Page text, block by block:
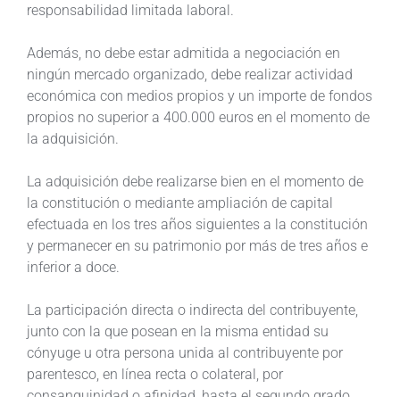
responsabilidad limitada laboral.
Además, no debe estar admitida a negociación en
ningún mercado organizado, debe realizar actividad
económica con medios propios y un importe de fondos
propios no superior a 400.000 euros en el momento de
la adquisición.
La adquisición debe realizarse bien en el momento de
la constitución o mediante ampliación de capital
efectuada en los tres años siguientes a la constitución
y permanecer en su patrimonio por más de tres años e
inferior a doce.
La participación directa o indirecta del contribuyente,
junto con la que posean en la misma entidad su
cónyuge u otra persona unida al contribuyente por
parentesco, en línea recta o colateral, por